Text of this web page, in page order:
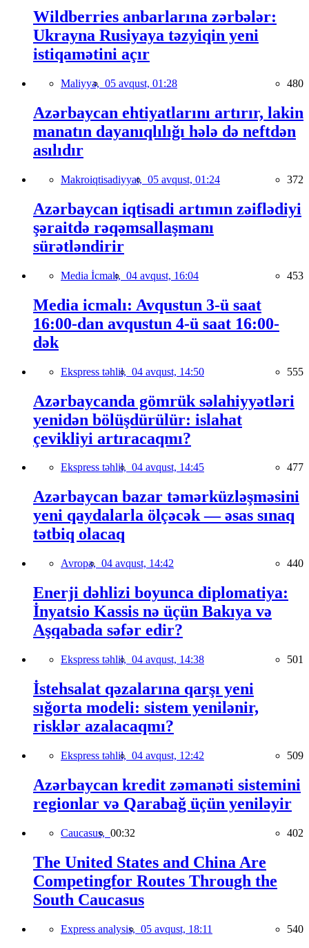
Wildberries anbarlarına zərbələr:
Ukrayna Rusiyaya təzyiqin yeni
istiqamətini açır
Maliyyə, 05 avqust, 01:28 480
Azərbaycan ehtiyatlarını artırır, lakin
manatın dayanıqlılığı hələ də neftdən
asılıdır
Makroiqtisadiyyat, 05 avqust, 01:24 372
Azərbaycan iqtisadi artımın zəiflədiyi
şəraitdə rəqəmsallaşmanı
sürətləndirir
Media İcmalı, 04 avqust, 16:04 453
Media icmalı: Avqustun 3-ü saat
16:00-dan avqustun 4-ü saat 16:00-
dək
Ekspress təhlil, 04 avqust, 14:50 555
Azərbaycanda gömrük səlahiyyətləri
yenidən bölüşdürülür: islahat
çevikliyi artıracaqmı?
Ekspress təhlil, 04 avqust, 14:45 477
Azərbaycan bazar təmərküzləşməsini
yeni qaydalarla ölçəcək — əsas sınaq
tətbiq olacaq
Avropa, 04 avqust, 14:42 440
Enerji dəhlizi boyunca diplomatiya:
İnyatsio Kassis nə üçün Bakıya və
Aşqabada səfər edir?
Ekspress təhlil, 04 avqust, 14:38 501
İstehsalat qəzalarına qarşı yeni
sığorta modeli: sistem yenilənir,
risklər azalacaqmı?
Ekspress təhlil, 04 avqust, 12:42 509
Azərbaycan kredit zəmanəti sistemini
regionlar və Qarabağ üçün yeniləyir
Caucasus, 00:32 402
The United States and China Are
Competingfor Routes Through the
South Caucasus
Express analysis, 05 avqust, 18:11 540